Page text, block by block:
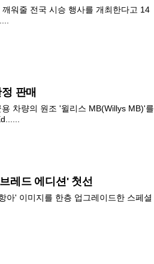
워줄 전국 시승 행사를 개최한다고 14
판매
차량의 원조 '윌리스 MB(Willys MB)'를
레드 에디션' 첫선
아' 이미지를 한층 업그레이드한 스페셜